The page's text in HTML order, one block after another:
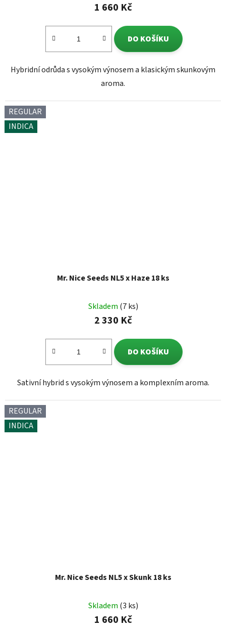
1 660 Kč
DO KOŠÍKU
Hybridní odrůda s vysokým výnosem a klasickým skunkovým
aroma.
REGULAR
INDICA
Mr. Nice Seeds NL5 x Haze 18 ks
Skladem (7 ks)
2 330 Kč
DO KOŠÍKU
Sativní hybrid s vysokým výnosem a komplexním aroma.
REGULAR
INDICA
Mr. Nice Seeds NL5 x Skunk 18 ks
Skladem (3 ks)
1 660 Kč